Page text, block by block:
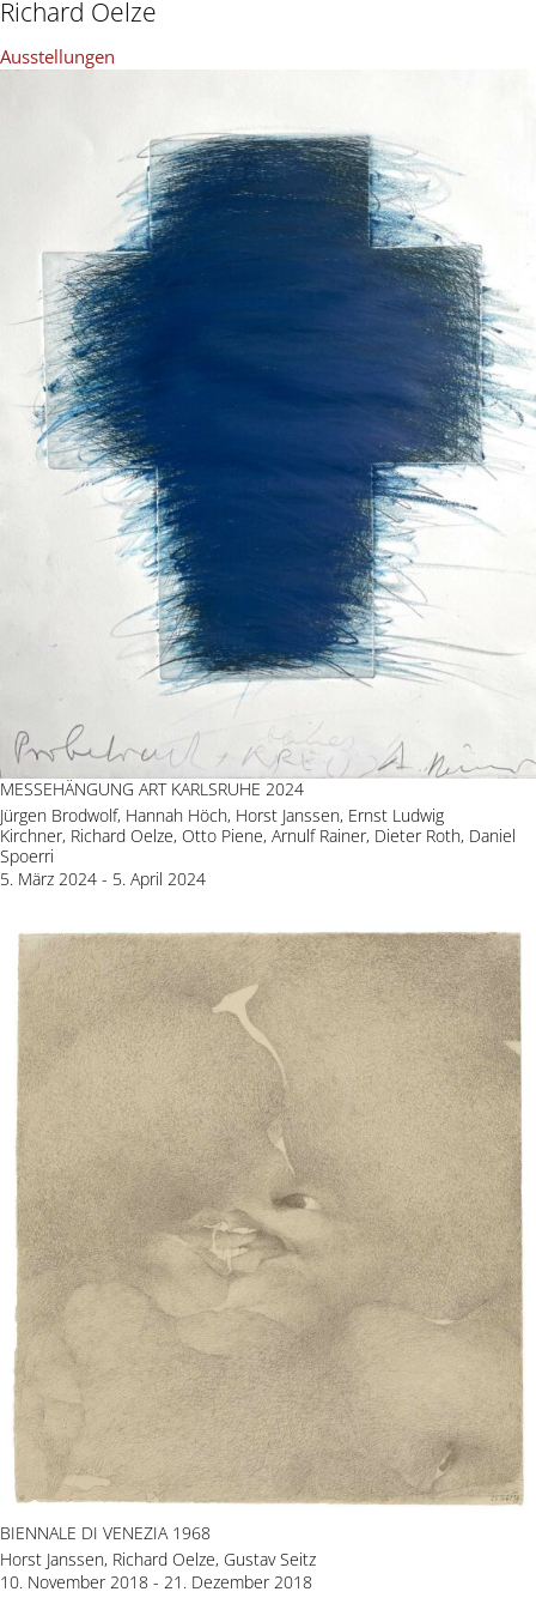
Richard Oelze
Ausstellungen
MESSEHÄNGUNG ART KARLSRUHE 2024
Jürgen Brodwolf, Hannah Höch, Horst Janssen, Ernst Ludwig
Kirchner, Richard Oelze, Otto Piene, Arnulf Rainer, Dieter Roth, Daniel
Spoerri
5. März 2024 - 5. April 2024
BIENNALE DI VENEZIA 1968
Horst Janssen, Richard Oelze, Gustav Seitz
10. November 2018 - 21. Dezember 2018